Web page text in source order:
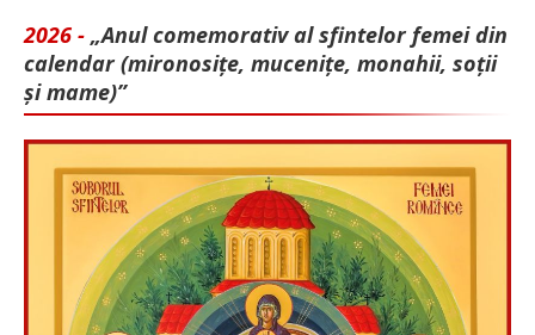
2026 - „Anul comemorativ al sfintelor femei din
calendar (mironosițe, mu­cenițe, monahii, soții
și mame)”